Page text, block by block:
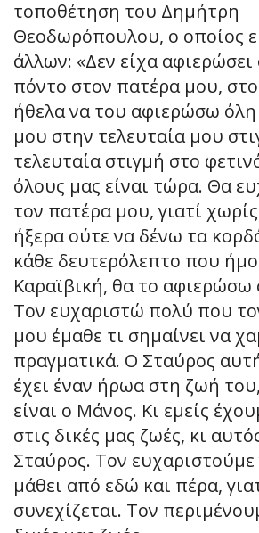
τοποθέτηση του Δημήτρη
Θεοδωρόπουλου, ο οποίος
άλλων: «Δεν είχα αφιερώσει
πόντο στον πατέρα μου,
ήθελα να του αφιερώσω
μου στην τελευταία μου
τελευταία στιγμή στο
όλους μας είναι τώρα. Θα
τον πατέρα μου, γιατί
ήξερα ούτε να δένω τα
κάθε δευτερόλεπτο που
Καραϊβική, θα το αφιερώσω
Τον ευχαριστώ πολύ που
μου έμαθε τι σημαίνει να
πραγματικά. Ο Σταύρος
έχει έναν ήρωα στη ζωή
είναι ο Μάνος. Κι εμείς
στις δικές μας ζωές, κι
Σταύρος. Τον ευχαριστούμε
μάθει από εδώ και πέρα,
συνεχίζεται. Τον